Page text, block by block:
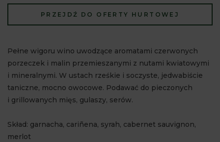
PRZEJDŹ DO OFERTY HURTOWEJ
Pełne wigoru wino uwodzące aromatami czerwonych
porzeczek i malin przemieszanymi z nutami kwiatowymi
i mineralnymi. W ustach rześkie i soczyste, jedwabiście
taniczne, mocno owocowe. Podawać do pieczonych
i grillowanych mięs, gulaszy, serów.
Skład: garnacha, cariñena, syrah, cabernet sauvignon,
merlot